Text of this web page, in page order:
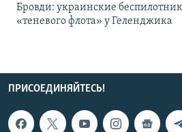
Бровди: украинские
«теневого флота» у Геленджика
ПРИСОЕДИНЯЙТЕСЬ!